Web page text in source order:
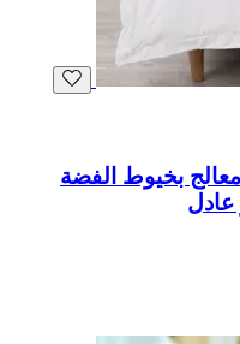
بخيوط الفضة